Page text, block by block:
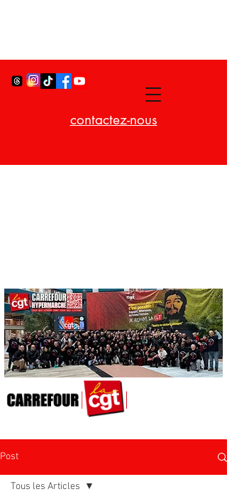
contactez-nous
Post
Tous les Articles